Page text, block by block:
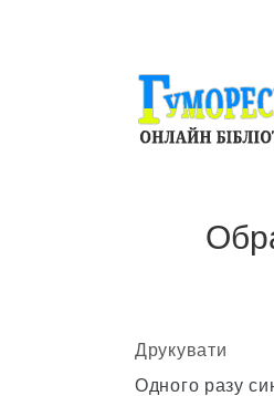
Друкувати
Одного разу